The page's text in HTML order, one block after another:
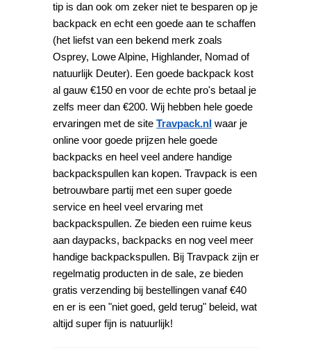
tip is dan ook om zeker niet te besparen op je
backpack en echt een goede aan te schaffen
(het liefst van een bekend merk zoals
Osprey, Lowe Alpine, Highlander, Nomad of
natuurlijk Deuter). Een goede backpack kost
al gauw €150 en voor de echte pro's betaal je
zelfs meer dan €200. Wij hebben hele goede
ervaringen met de siteTravpack.nl waar je
online voor goede prijzen hele goede
backpacks en heel veel andere handige
backpackspullen kan kopen. Travpack is een
betrouwbare partij met een super goede
service en heel veel ervaring met
backpackspullen. Ze bieden een ruime keus
aan daypacks, backpacks en nog veel meer
handige backpackspullen. Bij Travpack zijn er
regelmatig producten in de sale, ze bieden
gratis verzending bij bestellingen vanaf €40
en er is een "niet goed, geld terug" beleid, wat
altijd super fijn is natuurlijk!